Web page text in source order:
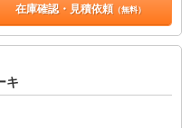
在庫確認・見積依頼（無料）
キ